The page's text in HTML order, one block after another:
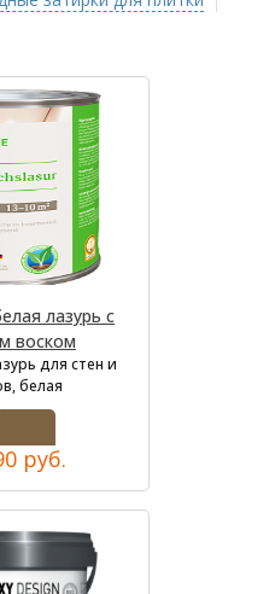
лазурь с
воском
для стен и
белая
руб.